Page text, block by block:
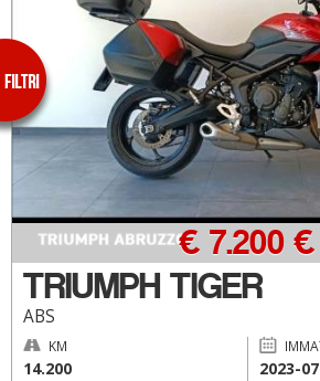
TRIUMPH TIGER
ABS
€ 7.200 €
KM
14.200 2023-07